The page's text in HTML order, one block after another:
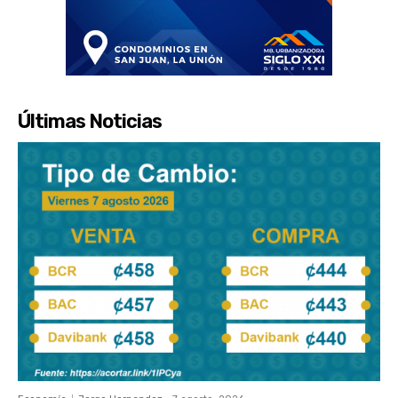
Últimas Noticias